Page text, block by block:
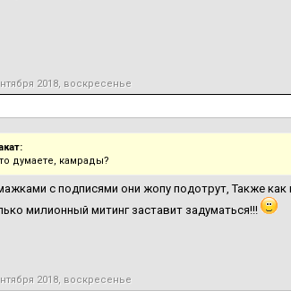
2018, воскресенье
думаете, камрады?
с подписями они жопу подотрут, Также
милионный митинг заставит задуматься!!!
2018, воскресенье